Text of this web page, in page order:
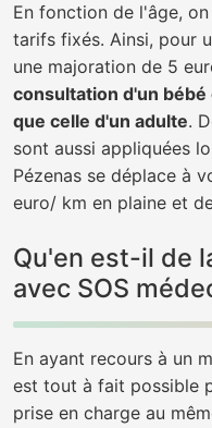
En fonction de l'âge,
tarifs fixés. Ainsi, pour
une majoration de 5
consultation d'un
que celle d'un adulte.
sont aussi appliquées
Pézenas se déplace à
euro/ km en plaine et
Qu'en est-il de
avec SOS
En ayant recours à un
est tout à fait possible
prise en charge au